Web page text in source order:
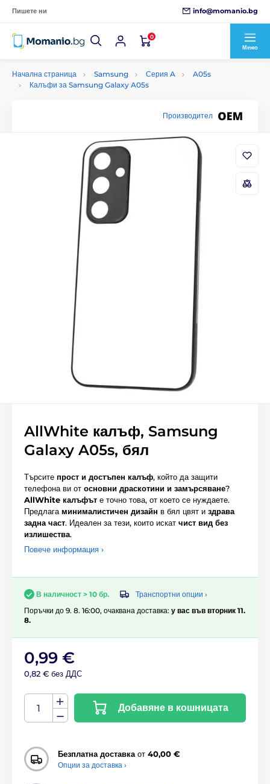
Пишете ни info@momanio.bg
0
Меню
Начална страница Samsung Серия A
A05s
Калъфи за Samsung Galaxy A05s
Производител
AllWhite калъф, Samsung
Galaxy A05s, бял
Търсите прост и достъпен калъф, който да защити
телефона ви от основни драскотини и замърсяване?
AllWhite калъфът е точно това, от което се нуждаете.
Предлага минималистичен дизайн в бял цвят и здрава
задна част. Идеален за тези, които искат чист вид без
излишества.
Повече информация ›
В наличност > 10 бр.
Транспортни опции ›
Поръчки до 9. 8. 16:00, очаквана доставка: у вас във вторник 11.
8.
0,99 €
0,82 € без ДДС
Добавяне в кошницата
Безплатна доставка от 40,00 €
Опции за доставка ›